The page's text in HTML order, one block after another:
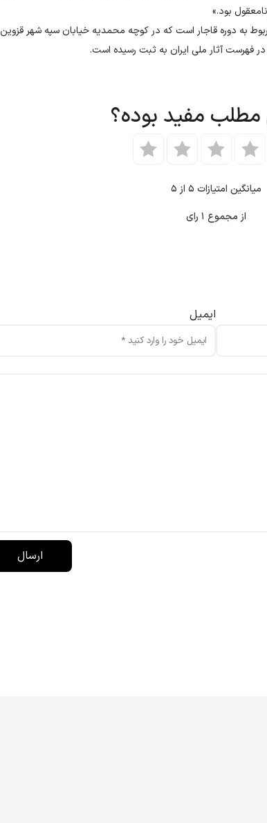
بود.»
به دوره قاجار است که در کوچه محمدیه خیابان سپه شهر قزوین
مطلب مفید بوده؟
میانگین امتیازات ۵ از ۵
از مجموع ۱ رای
ایمیل